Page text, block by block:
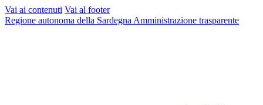
Vai ai contenuti Vai al footer
Regione autonoma della Sardegna Amministrazione trasparente